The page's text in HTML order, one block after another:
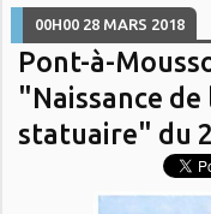
00H00 28 MARS 2018
Pont-à-
"Naissance
statuaire" du